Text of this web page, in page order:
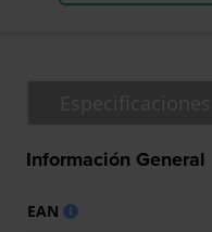
Información General
EAN